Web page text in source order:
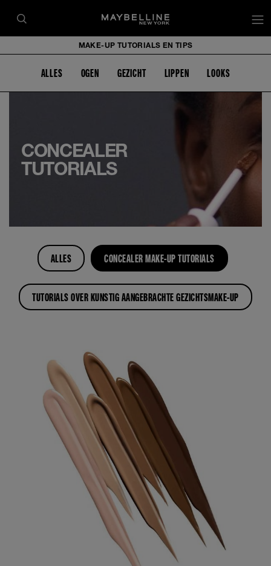
MAKE-UP TUTORIALS EN TIPS
ALLES OGEN GEZICHT LIPPEN LOOKS
CONCEALER
TUTORIALS
ALLES CONCEALER MAKE-UP TUTORIALS
TUTORIALS OVER KUNSTIG AANGEBRACHTE GEZICHTSMAKE-UP